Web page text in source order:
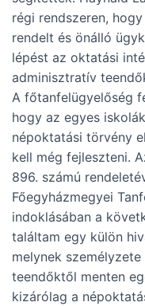
régi rendszeren,
rendelt és önálló
lépést az oktatási
adminisztratív
A főtanfelügyelőség
hogy az egyes
népoktatási törvény
kell még fejleszteni.
896. számú
Főegyházmegyei
indoklásában a
találtam egy külön
melynek
teendőktől menten
kizárólag a